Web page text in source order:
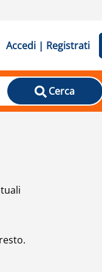
Accedi | Registrati
Cerca